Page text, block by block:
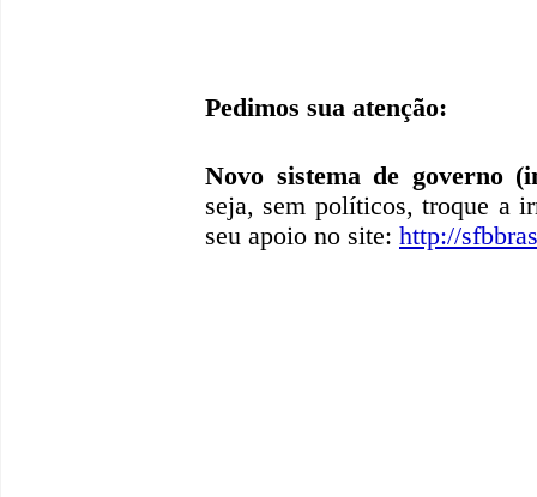
Pedimos sua atenção:
Novo sistema de governo
seja, sem políticos, troque a
seu apoio no site: http://